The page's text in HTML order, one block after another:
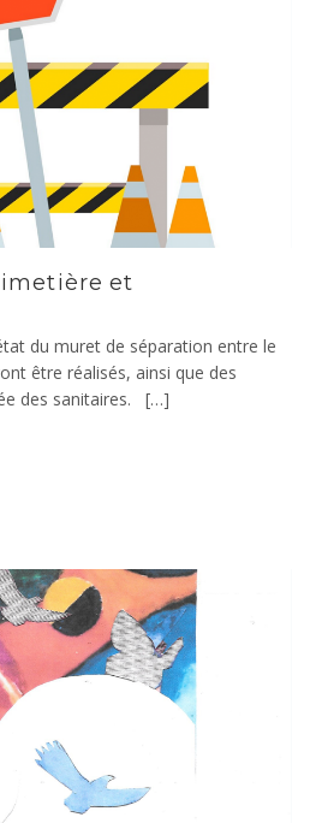
et
du muret de séparation entre le
être réalisés, ainsi que des
des sanitaires. […]